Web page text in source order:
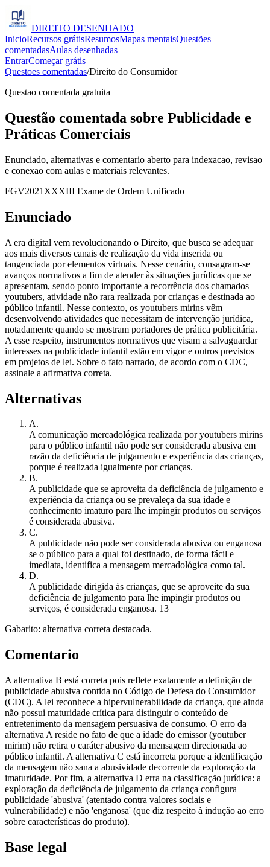
DIREITO DESENHADO
InicioRecursos grátisResumosMapas mentaisQuestões
comentadasAulas desenhadas
EntrarComeçar grátis
Questoes comentadas/Direito do Consumidor
Questao comentada gratuita
Questão comentada sobre Publicidade e
Práticas Comerciais
Enunciado, alternativas e comentario aberto para indexacao, revisao
e conexao com aulas e materiais relevantes.
FGV2021 XXXIII Exame de Ordem Unificado
Enunciado
A era digital vem revolucionando o Direito, que busca se adequar
aos mais diversos canais de realização da vida inserida ou
tangenciada por elementos virtuais. Nesse cenário, consagram-se
avanços normativos a fim de atender às situações jurídicas que se
apresentam, sendo ponto importante a recorrência dos chamados
youtubers, atividade não rara realizada por crianças e destinada ao
público infantil. Nesse contexto, os youtubers mirins vêm
desenvolvendo atividades que necessitam de intervenção jurídica,
notadamente quando se mostram portadores de prática publicitária.
A esse respeito, instrumentos normativos que visam a salvaguardar
interesses na publicidade infantil estão em vigor e outros previstos
em projetos de lei. Sobre o fato narrado, de acordo com o CDC,
assinale a afirmativa correta.
Alternativas
A.
A comunicação mercadológica realizada por youtubers mirins
para o público infantil não pode ser considerada abusiva em
razão da deficiência de julgamento e experiência das crianças,
porque é realizada igualmente por crianças.
B.
A publicidade que se aproveita da deficiência de julgamento e
experiência da criança ou se prevaleça da sua idade e
conhecimento imaturo para lhe impingir produtos ou serviços
é considerada abusiva.
C.
A publicidade não pode ser considerada abusiva ou enganosa
se o público para a qual foi destinado, de forma fácil e
imediata, identifica a mensagem mercadológica como tal.
D.
A publicidade dirigida às crianças, que se aproveite da sua
deficiência de julgamento para lhe impingir produtos ou
serviços, é considerada enganosa. 13
Gabarito: alternativa correta destacada.
Comentario
A alternativa B está correta pois reflete exatamente a definição de
publicidade abusiva contida no Código de Defesa do Consumidor
(CDC). A lei reconhece a hipervulnerabilidade da criança, que ainda
não possui maturidade crítica para distinguir o conteúdo de
entretenimento da mensagem persuasiva de consumo. O erro da
alternativa A reside no fato de que a idade do emissor (youtuber
mirim) não retira o caráter abusivo da mensagem direcionada ao
público infantil. A alternativa C está incorreta porque a identificação
da mensagem não sana a abusividade decorrente da exploração da
imaturidade. Por fim, a alternativa D erra na classificação jurídica: a
exploração da deficiência de julgamento da criança configura
publicidade 'abusiva' (atentado contra valores sociais e
vulnerabilidade) e não 'enganosa' (que diz respeito à indução ao erro
sobre características do produto).
Base legal